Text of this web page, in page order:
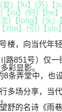
fu】(苏)【su
ru】(何)【he
)【long】(头)
】(引)【
楼，向当代年
851号）仅一
彩显影。
条弄堂中，也
场分享，当
舒的名诗《雨